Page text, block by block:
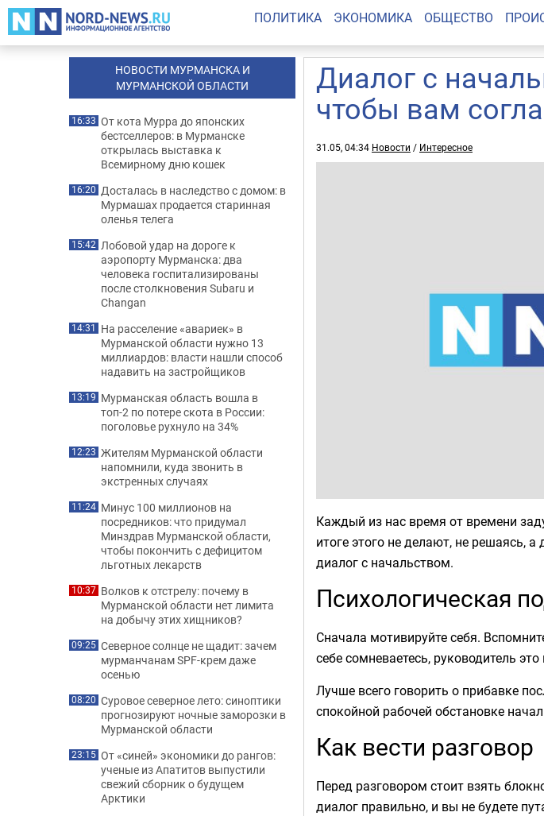
ПОЛИТИКА ЭКОНОМИКА ОБЩЕСТВО
Диалог с
чтобы вам
31.05, 04:34 Новости / Интересное
Каждый из нас время от времени
итоге этого не делают, не решаясь,
диалог с начальством.
Психологическая
Сначала мотивируйте себя.
себе сомневаетесь, руководитель
Лучше всего говорить о прибавке
спокойной рабочей обстановке
Как вести разговор
Перед разговором стоит взять
диалог правильно, и вы не будете
НОВОСТИ МУРМАНСКА И
МУРМАНСКОЙ ОБЛАСТИ
16:33 От кота Мурра до японских
бестселлеров: в Мурманске
открылась выставка к
Всемирному дню кошек
16:20 Досталась в наследство с домом: в
Мурмашах продается старинная
оленья телега
15:42 Лобовой удар на дороге к
аэропорту Мурманска: два
человека госпитализированы
после столкновения Subaru и
Changan
14:31 На расселение «авариек» в
Мурманской области нужно 13
миллиардов: власти нашли способ
надавить на застройщиков
13:19 Мурманская область вошла в
топ-2 по потере скота в России:
поголовье рухнуло на 34%
12:23 Жителям Мурманской области
напомнили, куда звонить в
экстренных случаях
11:24 Минус 100 миллионов на
посредников: что придумал
Минздрав Мурманской области,
чтобы покончить с дефицитом
льготных лекарств
10:37 Волков к отстрелу: почему в
Мурманской области нет лимита
на добычу этих хищников?
09:25 Северное солнце не щадит: зачем
мурманчанам SPF-крем даже
осенью
08:20 Суровое северное лето: синоптики
прогнозируют ночные заморозки в
Мурманской области
23:15 От «синей» экономики до рангов:
ученые из Апатитов выпустили
свежий сборник о будущем
Арктики